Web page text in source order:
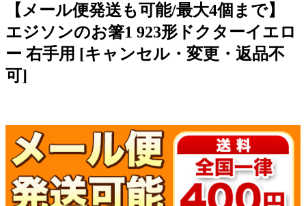
【メール便発送も可能/最大4個まで】
エジソンのお箸1 923形ドクターイエロ
ー 右手用 [キャンセル・変更・返品不
可]